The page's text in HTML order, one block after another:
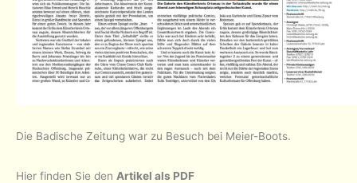
Die Badische Zeitung war zu Besuch bei Meier-Boots.
Hier finden Sie den Artikel als PDF